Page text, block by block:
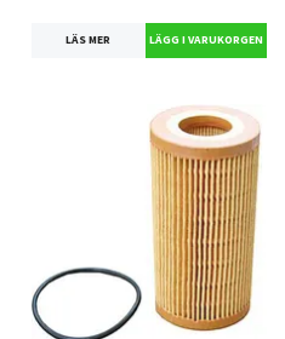
LÄS MER